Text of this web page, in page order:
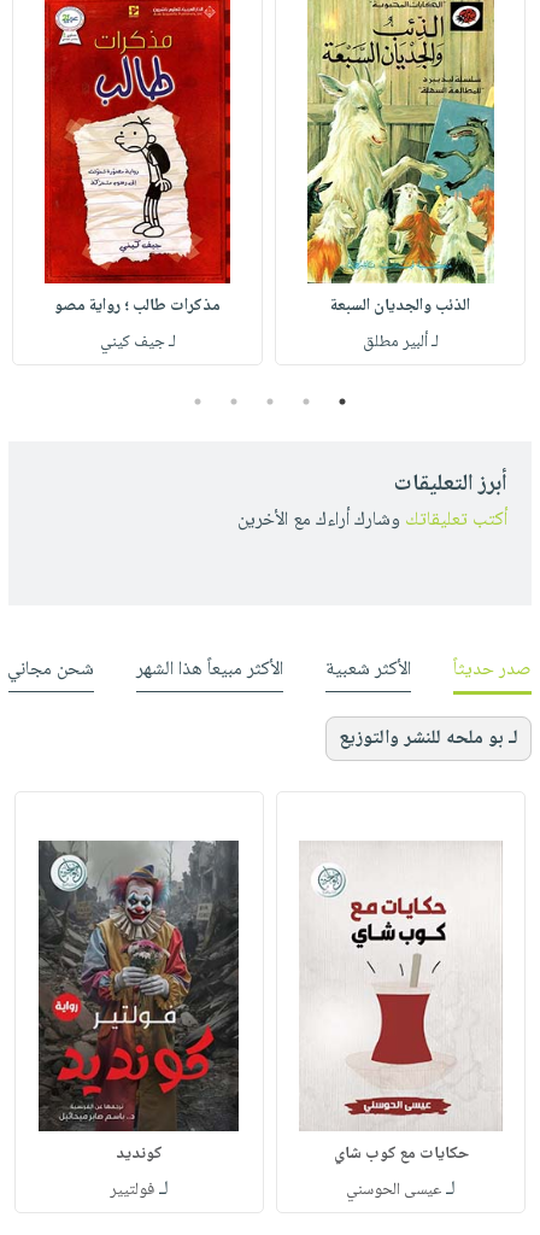
الذئب والجديان السبعة
لـ ألبير مطلق
مذكرات طالب ؛ رواية مصو
لـ جيف كيني
1
2
3
4
5
أبرز التعليقات
أكتب تعليقاتك وشارك أراءك مع الأخرين
صدر حديثاً الأكثر شعبية الأكثر مبيعاً هذا الشهر شحن مجاني
لـ بو ملحه للنشر والتوزيع
حكايات مع كوب شاي
لـعيسى الحوسني
كونديد
لـفولتيير